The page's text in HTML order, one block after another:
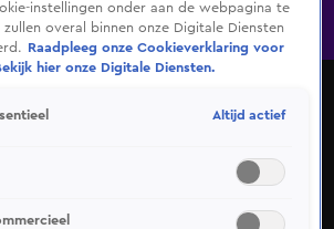
Programma's De Bondgenoten
Shop
pers te woord en arriveert bij
komt aan bij de rechtbank waar hij
instellingen onder aan de webpagina te
zullen overal binnen onze Digitale Diensten
Raadpleeg onze Cookieverklaring voor
hier onze Digitale Diensten.
Altijd actief